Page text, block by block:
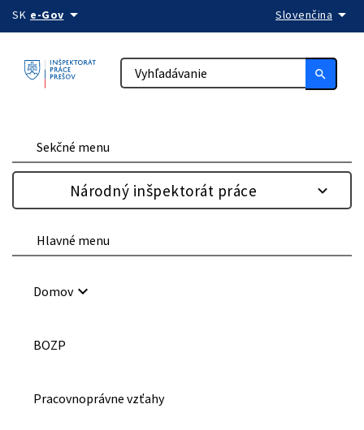
Preskočiť na obsah
SK e-Govarrow_drop_down Slovenčina arrow_drop_down
search
Sekčné menu
Národný inšpektorát práce
Hlavné menu
Domovkeyboard_arrow_down
BOZP
Pracovnoprávne vzťahy